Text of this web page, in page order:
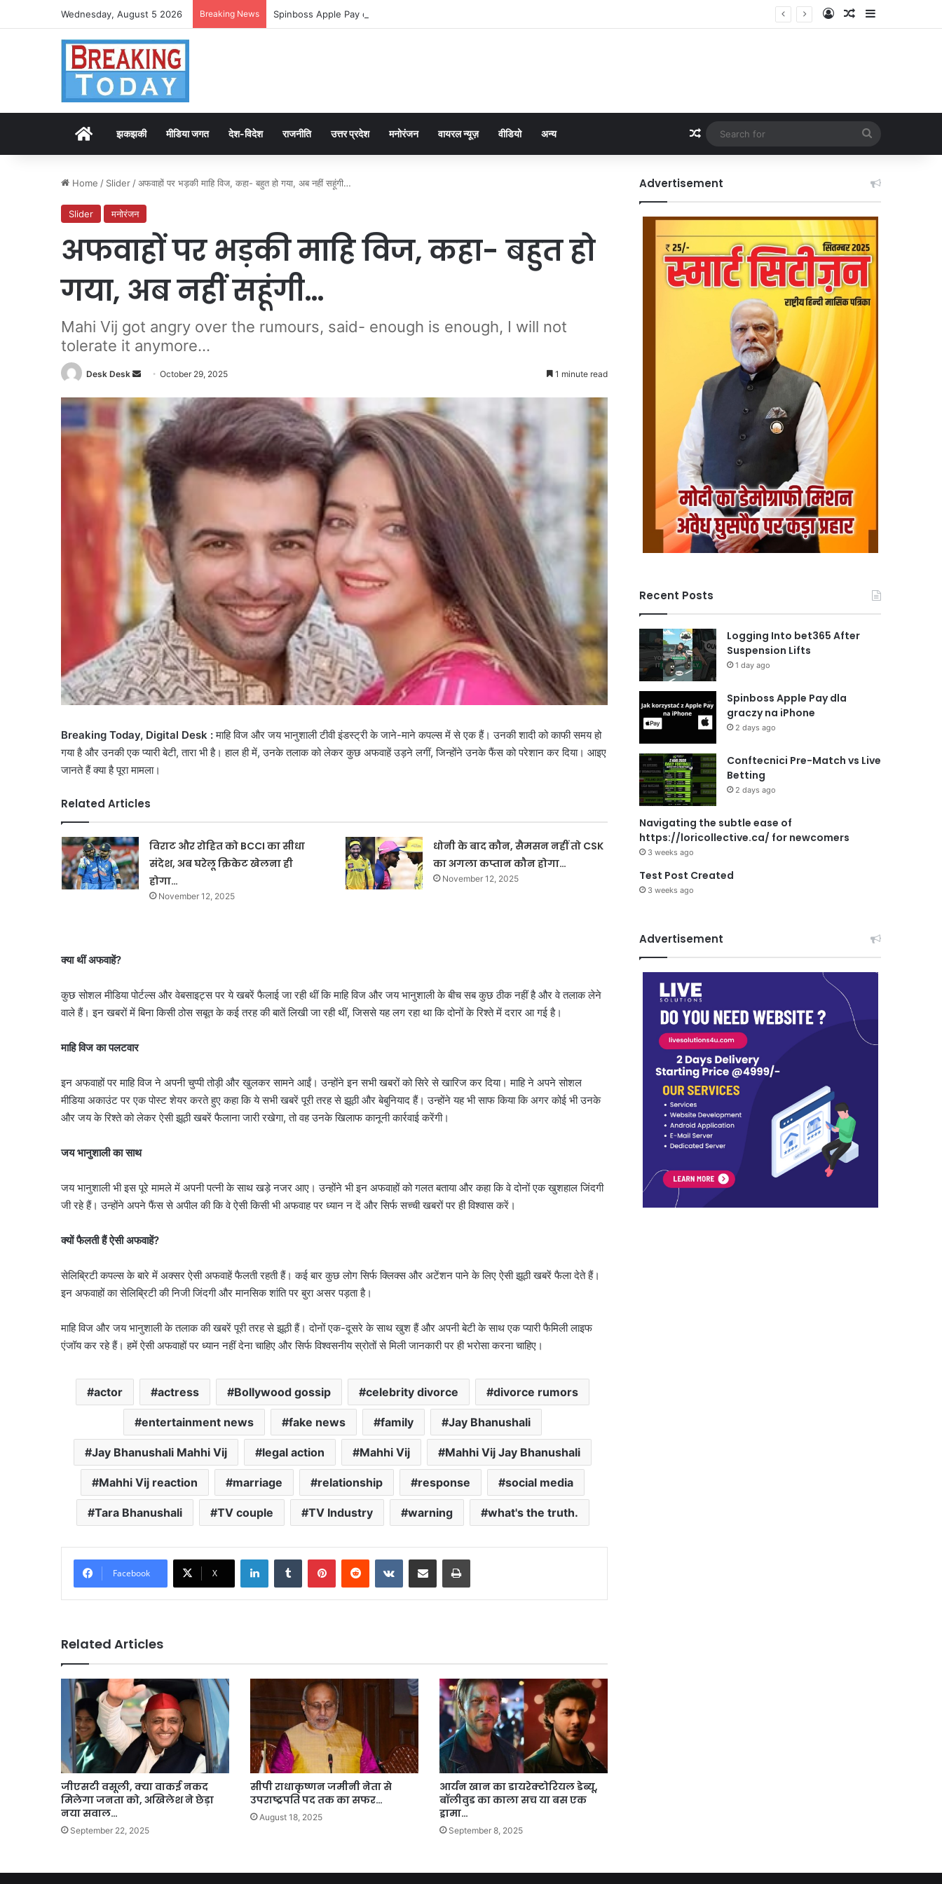
Wednesday, August 5 2026 Breaking News Spinboss Apple Pay dla graczy na iPhone Log InRandom Article
Sidebar
Homeझकझकी मीडिया जगत देश-विदेश राजनीति उत्तर प्रदेश मनोरंजन वायरल न्यूज़ वीडियो अन्य Random Article
for
Home / Slider /अफवाहों पर भड़की माहि विज, कहा- बहुत हो गया, अब नहीं सहूंगी…
Slider मनोरंजन
अफवाहों पर भड़की माहि विज, कहा- बहुत हो
गया, अब नहीं सहूंगी…
Mahi Vij got angry over the rumours, said- enough is enough, I will not
tolerate it anymore...
Desk Desk
Send
email
October 29, 2025 1 minute read
Breaking Today, Digital Desk :माहि विज और जय भानुशाली टीवी इंडस्ट्री के जाने-माने कपल्स में से एक हैं। उनकी शादी को काफी समय हो
गया है और उनकी एक प्यारी बेटी, तारा भी है। हाल ही में, उनके तलाक को लेकर कुछ अफवाहें उड़ने लगीं, जिन्होंने उनके फैंस को परेशान कर दिया। आइए
जानते हैं क्या है पूरा मामला।
Related Articles
विराट और रोहित को BCCI का सीधा
संदेश, अब घरेलू क्रिकेट खेलना ही
होगा…
November 12, 2025
धोनी के बाद कौन, सैमसन नहीं तो CSK
का अगला कप्तान कौन होगा…
November 12, 2025
क्या थीं अफवाहें?
कुछ सोशल मीडिया पोर्टल्स और वेबसाइट्स पर ये खबरें फैलाई जा रही थीं कि माहि विज और जय भानुशाली के बीच सब कुछ ठीक नहीं है और वे तलाक लेने
वाले हैं। इन खबरों में बिना किसी ठोस सबूत के कई तरह की बातें लिखी जा रही थीं, जिससे यह लग रहा था कि दोनों के रिश्ते में दरार आ गई है।
माहि विज का पलटवार
इन अफवाहों पर माहि विज ने अपनी चुप्पी तोड़ी और खुलकर सामने आईं। उन्होंने इन सभी खबरों को सिरे से खारिज कर दिया। माहि ने अपने सोशल
मीडिया अकाउंट पर एक पोस्ट शेयर करते हुए कहा कि ये सभी खबरें पूरी तरह से झूठी और बेबुनियाद हैं। उन्होंने यह भी साफ किया कि अगर कोई भी उनके
और जय के रिश्ते को लेकर ऐसी झूठी खबरें फैलाना जारी रखेगा, तो वह उनके खिलाफ कानूनी कार्रवाई करेंगी।
जय भानुशाली का साथ
जय भानुशाली भी इस पूरे मामले में अपनी पत्नी के साथ खड़े नजर आए। उन्होंने भी इन अफवाहों को गलत बताया और कहा कि वे दोनों एक खुशहाल जिंदगी
जी रहे हैं। उन्होंने अपने फैंस से अपील की कि वे ऐसी किसी भी अफवाह पर ध्यान न दें और सिर्फ सच्ची खबरों पर ही विश्वास करें।
क्यों फैलती हैं ऐसी अफवाहें?
सेलिब्रिटी कपल्स के बारे में अक्सर ऐसी अफवाहें फैलती रहती हैं। कई बार कुछ लोग सिर्फ क्लिक्स और अटेंशन पाने के लिए ऐसी झूठी खबरें फैला देते हैं।
इन अफवाहों का सेलिब्रिटी की निजी जिंदगी और मानसिक शांति पर बुरा असर पड़ता है।
माहि विज और जय भानुशाली के तलाक की खबरें पूरी तरह से झूठी हैं। दोनों एक-दूसरे के साथ खुश हैं और अपनी बेटी के साथ एक प्यारी फैमिली लाइफ
एंजॉय कर रहे हैं। हमें ऐसी अफवाहों पर ध्यान नहीं देना चाहिए और सिर्फ विश्वसनीय स्रोतों से मिली जानकारी पर ही भरोसा करना चाहिए।
actor actress Bollywood gossip celebrity divorce divorce rumors
entertainment news fake news family Jay Bhanushali
Jay Bhanushali Mahhi Vij legal action Mahhi Vij Mahhi Vij Jay Bhanushali
Mahhi Vij reaction marriage relationship response social media
Tara Bhanushali TV couple TV Industry warning what's the truth.
Facebook X
LinkedInTumblr PinterestReddit VKontakteShare via Email Print
Related Articles
जीएसटी वसूली, क्या वाकई नकद
मिलेगा जनता को, अखिलेश ने छेड़ा
नया सवाल…
September 22, 2025
सीपी राधाकृष्णन जमीनी नेता से
उपराष्ट्रपति पद तक का सफर…
August 18, 2025
आर्यन खान का डायरेक्टोरियल डेब्यू,
बॉलीवुड का काला सच या बस एक
ड्रामा…
September 8, 2025
Advertisement
Recent Posts
Logging Into bet365 After
Suspension Lifts
1 day ago
Spinboss Apple Pay dla
graczy na iPhone
2 days ago
Conftecnici Pre-Match vs Live
Betting
2 days ago
Navigating the subtle ease of
https://loricollective.ca/ for newcomers
3 weeks ago
Test Post Created
3 weeks ago
Advertisement